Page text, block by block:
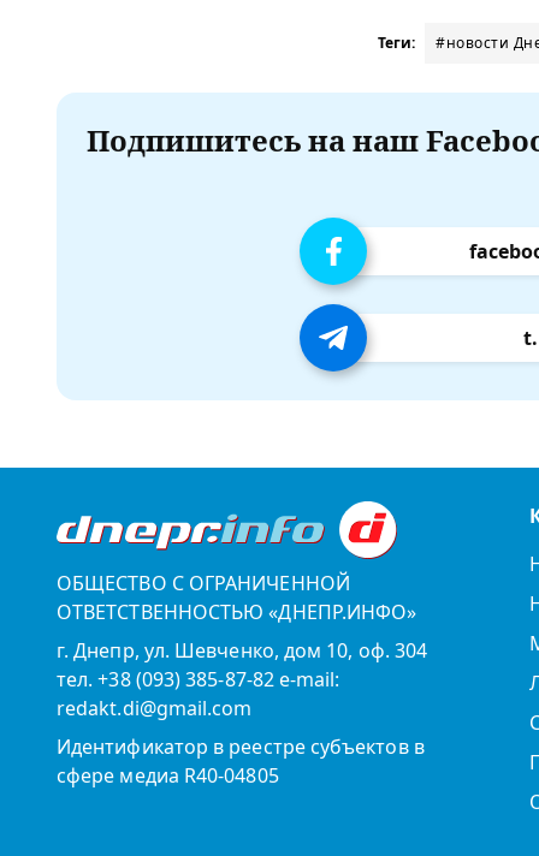
Теги: #новости
Подпишитесь на наш
ОБЩЕСТВО С ОГРАНИЧЕННОЙ
ОТВЕТСТВЕННОСТЬЮ «ДНЕПР.ИНФО»
г. Днепр, ул. Шевченко, дом 10, оф. 304
тел. +38 (093) 385-87-82 e-mail:
redakt.di@gmail.com
Идентификатор в реестре субъектов в
сфере медиа R40-04805